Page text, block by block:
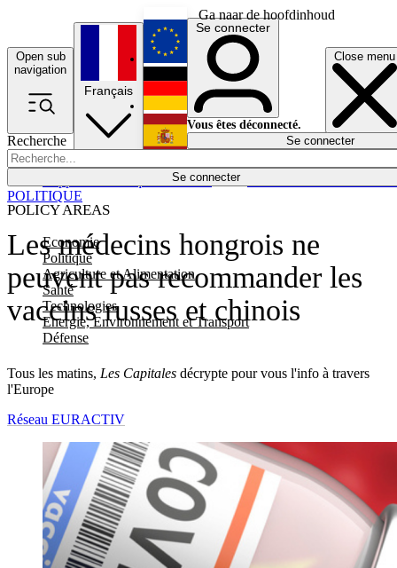
Ga naar de hoofdinhoud
Open sub
navigation
Close menu
Recherche
Se connecter
POLICY AREAS
Economie
Politique
Agriculture et Alimentation
Santé
Technologies
Energie, Environnement et Transport
Défense
Économie
Français
English
Deutsch
Español
Se connecter
Vous êtes déconnecté.
Se connecter
Les médecins hongrois ne
peuvent pas recommander les
vaccins russes et chinois
Tous les matins, Les Capitales décrypte pour vous l'info à travers
l'Europe
POLITIQUE
Réseau EURACTIV